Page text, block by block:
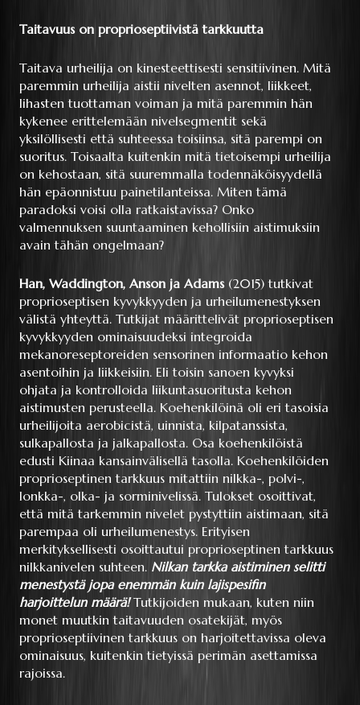
Taitavuus on proprioseptiivistä tarkkuutta
Taitava urheilija on kinesteettisesti sensitiivinen. Mitä
paremmin urheilija aistii nivelten asennot, liikkeet,
lihasten tuottaman voiman ja mitä paremmin hän
kykenee erittelemään nivelsegmentit sekä
yksilöllisesti että suhteessa toisiinsa, sitä parempi on
suoritus. Toisaalta kuitenkin mitä tietoisempi urheilija
on kehostaan, sitä suuremmalla todennäköisyydellä
hän epäonnistuu painetilanteissa. Miten tämä
paradoksi voisi olla ratkaistavissa? Onko
valmennuksen suuntaaminen kehollisiin aistimuksiin
avain tähän ongelmaan?
Han, Waddington, Anson ja Adams(2015) tutkivat
proprioseptisen kyvykkyyden ja urheilumenestyksen
välistä yhteyttä. Tutkijat määrittelivät proprioseptisen
kyvykkyyden ominaisuudeksi integroida
mekanoreseptoreiden sensorinen informaatio kehon
asentoihin ja liikkeisiin. Eli toisin sanoen kyvyksi
ohjata ja kontrolloida liikuntasuoritusta kehon
aistimusten perusteella. Koehenkilöinä oli eri tasoisia
urheilijoita aerobicistä, uinnista, kilpatanssista,
sulkapallosta ja jalkapallosta. Osa koehenkilöistä
edusti Kiinaa kansainvälisellä tasolla. Koehenkilöiden
proprioseptinen tarkkuus mitattiin nilkka-, polvi-,
lonkka-, olka- ja sorminivelissä. Tulokset osoittivat,
että mitä tarkemmin nivelet pystyttiin aistimaan, sitä
parempaa oli urheilumenestys. Erityisen
merkityksellisesti osoittautui proprioseptinen tarkkuus
nilkkanivelen suhteen. Nilkan tarkka aistiminen selitti
menestystä jopa enemmän kuin lajispesifin
harjoittelun määrä!Tutkijoiden mukaan, kuten niin
monet muutkin taitavuuden osatekijät, myös
proprioseptiivinen tarkkuus on harjoitettavissa oleva
ominaisuus, kuitenkin tietyissä perimän asettamissa
rajoissa.